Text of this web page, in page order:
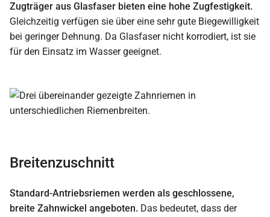
Zugträger aus Glasfaser bieten eine hohe Zugfestigkeit.
Gleichzeitig verfügen sie über eine sehr gute Biegewilligkeit
bei geringer Dehnung. Da Glasfaser nicht korrodiert, ist sie
für den Einsatz im Wasser geeignet.
Breitenzuschnitt
Standard-Antriebsriemen werden als geschlossene,
breite Zahnwickel angeboten. Das bedeutet, dass der